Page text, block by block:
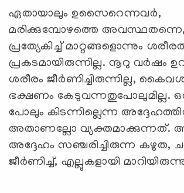
ഏതായാലും ഉസൈറെന്നവര്‍,
മരിക്കുമ്പോഴത്തെ
പ്രത്യേകിച്ച് മാറ്റങ്ങളൊന്നും
പ്രകടമായിരുന്നില്ല. നൂറു വര്‍ഷം
ശരീരം ജീര്‍ണിച്ചിരുന്നില്ല,
ഭക്ഷണം കേടുവന്നതുപോലുമില്ല.
പോലും കിടന്നില്ലെന്ന
അതാണല്ലോ വ്യക്തമാക്കുന്നത്.
അദ്ദേഹം സഞ്ചരിച്ചിരുന്ന കഴുത,
ജീര്‍ണിച്ച്, എല്ലുകളായി